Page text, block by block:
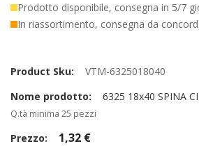
Prodotto disponibile, consegna in 5/7
In riassortimento, consegna da
prodotti
VTM-6325018040
6325 18x40 SPINA
Q.tà minima 25 pezzi
1,32 €